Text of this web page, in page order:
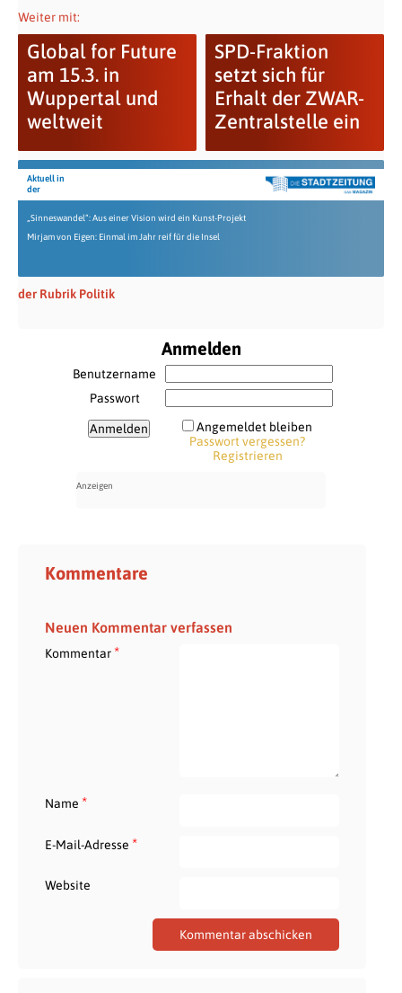
Weiter mit:
Global for Future
am 15.3. in
Wuppertal und
weltweit
SPD-Fraktion
setzt sich für
Erhalt der ZWAR-
Zentralstelle ein
Aktuell in
der
„Sinneswandel“: Aus einer Vision wird ein Kunst-Projekt
Mirjam von Eigen: Einmal im Jahr reif für die Insel
der Rubrik Politik
Anmelden
Benutzername
Passwort
Angemeldet bleiben
Passwort vergessen?
Registrieren
Kommentare
Neuen Kommentar verfassen
Kommentar*
Name *
E-Mail-Adresse *
Website